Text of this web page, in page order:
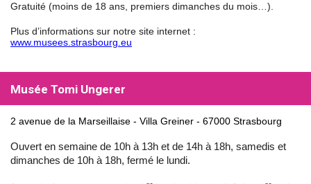
Gratuité (moins de 18 ans, premiers dimanches du mois…).
Plus d’informations sur notre site internet :
www.musees.strasbourg.eu
Musée Tomi Ungerer
2 avenue de la Marseillaise - Villa Greiner - 67000 Strasbourg
Ouvert en semaine de 10h à 13h et de 14h à 18h, samedis et
dimanches de 10h à 18h, fermé le lundi.